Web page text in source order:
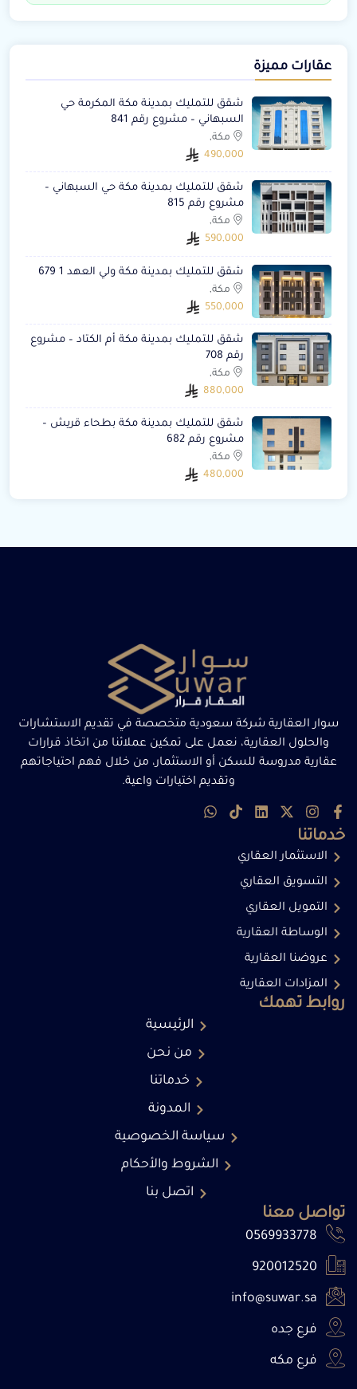
عقارات مميزة
شقق للتمليك بمدينة مكة المكرمة حي
السبهاني – مشروع رقم 841
مكة,
490,000
شقق للتمليك بمدينة مكة حي السبهاني –
مشروع رقم 815
مكة,
590,000
شقق للتمليك بمدينة مكة ولي العهد 1 679
مكة,
550,000
شقق للتمليك بمدينة مكة أم الكتاد – مشروع
رقم 708
مكة,
880,000
شقق للتمليك بمدينة مكة بطحاء قريش –
مشروع رقم 682
مكة,
480,000
سوار العقارية شركة سعودية متخصصة في تقديم الاستشارات
والحلول العقارية، نعمل على تمكين عملائنا من اتخاذ قرارات
عقارية مدروسة للسكن أو الاستثمار، من خلال فهم احتياجاتهم
وتقديم اختيارات واعية.
روابط تهمك
الرئيسية
من نحن
خدماتنا
المدونة
سياسة الخصوصية
الشروط والأحكام
اتصل بنا
خدماتنا
الاستثمار العقاري
التسويق العقاري
التمويل العقاري
الوساطة العقارية
عروضنا العقارية
المزادات العقارية
تواصل معنا
0569933778
920012520
info@suwar.sa
فرع جده
فرع مكه